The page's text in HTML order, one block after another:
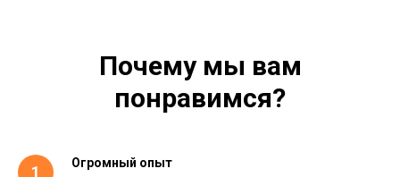
Почему мы вам
понравимся?
Огромный опыт